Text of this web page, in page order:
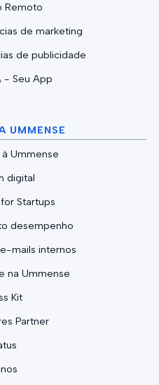
Remoto
de marketing
de publicidade
- Seu App
UMMENSE
Ummense
digital
Startups
desempenho
mails internos
na Ummense
Kit
Partner